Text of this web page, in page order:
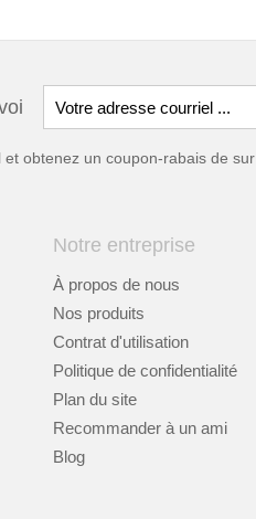
obtenez un coupon-rabais de
Notre entreprise
À propos de nous
Nos produits
Contrat d'utilisation
Politique de confidentialité
Plan du site
Recommander à un ami
Blog